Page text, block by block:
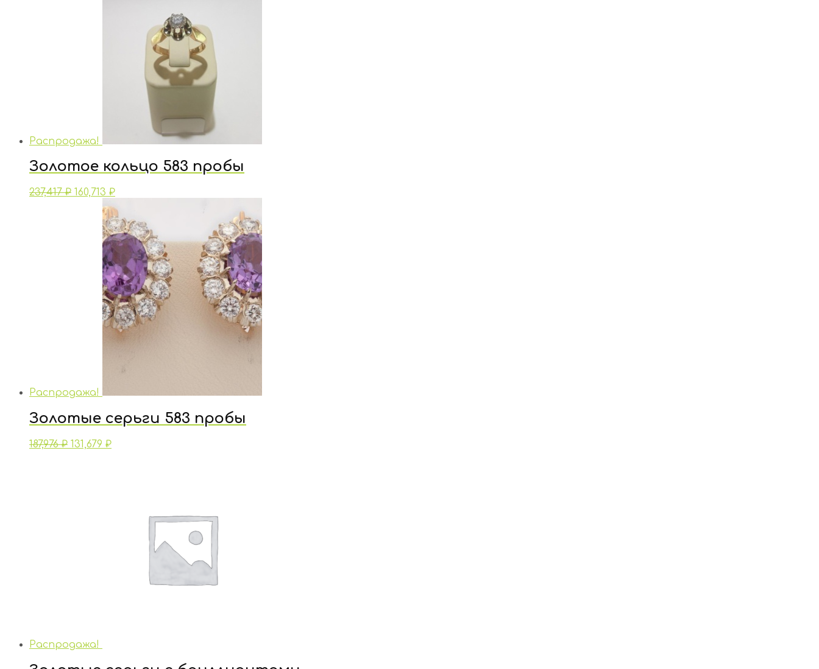
Распродажа!
Золотое кольцо 583 пробы
237,417₽ 160,713 ₽
Распродажа!
Золотые серьги 583 пробы
187,976₽ 131,679 ₽
Распродажа!